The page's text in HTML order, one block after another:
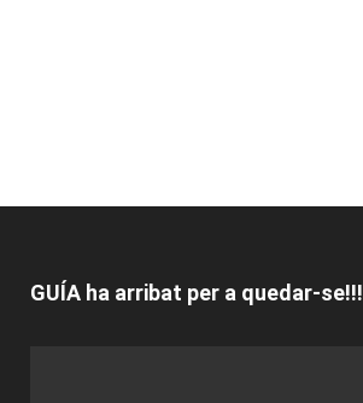
GUÍA ha arribat per a quedar-se!!!